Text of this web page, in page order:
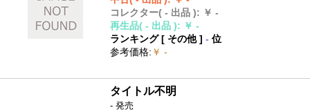
コレクター( - 出品 ): ￥ -
再生品( - 出品 ): ￥ -
ランキング [ その他]- 位
参考価格: ￥ -
タイトル不明
- 発売